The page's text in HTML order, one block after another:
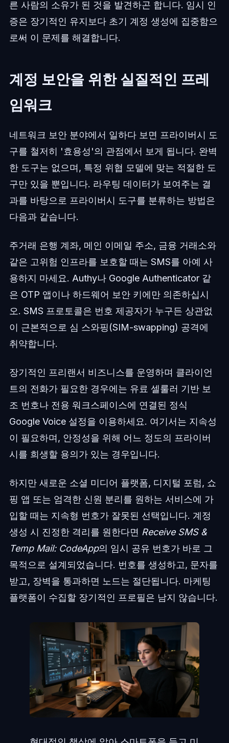
른 사람의 소유가 된 것을 발견하곤 합니다. 임시 인
증은 장기적인 유지보다 초기 계정 생성에 집중함으
로써 이 문제를 해결합니다.
계정 보안을 위한 실질적인 프레
임워크
네트워크 보안 분야에서 일하다 보면 프라이버시 도
구를 철저히 '효용성'의 관점에서 보게 됩니다. 완벽
한 도구는 없으며, 특정 위협 모델에 맞는 적절한 도
구만 있을 뿐입니다. 라우팅 데이터가 보여주는 결
과를 바탕으로 프라이버시 도구를 분류하는 방법은
다음과 같습니다.
주거래 은행 계좌, 메인 이메일 주소, 금융 거래소와
같은 고위험 인프라를 보호할 때는 SMS를 아예 사
용하지 마세요. Authy나 Google Authenticator 같
은 OTP 앱이나 하드웨어 보안 키에만 의존하십시
오. SMS 프로토콜은 번호 제공자가 누구든 상관없
이 근본적으로 심 스와핑(SIM-swapping) 공격에
취약합니다.
장기적인 프리랜서 비즈니스를 운영하며 클라이언
트의 전화가 필요한 경우에는 유료 셀룰러 기반 보
조 번호나 전용 워크스페이스에 연결된 정식
Google Voice 설정을 이용하세요. 여기서는 지속성
이 필요하며, 안정성을 위해 어느 정도의 프라이버
시를 희생할 용의가 있는 경우입니다.
하지만 새로운 소셜 미디어 플랫폼, 디지털 포럼, 쇼
핑 앱 또는 엄격한 신원 분리를 원하는 서비스에 가
입할 때는 지속형 번호가 잘못된 선택입니다. 계정
생성 시 진정한 격리를 원한다면 Receive SMS &
Temp Mail: CodeApp의 임시 공유 번호가 바로 그
목적으로 설계되었습니다. 번호를 생성하고, 문자를
받고, 장벽을 통과하면 노드는 절단됩니다. 마케팅
플랫폼이 수집할 장기적인 프로필은 남지 않습니다.